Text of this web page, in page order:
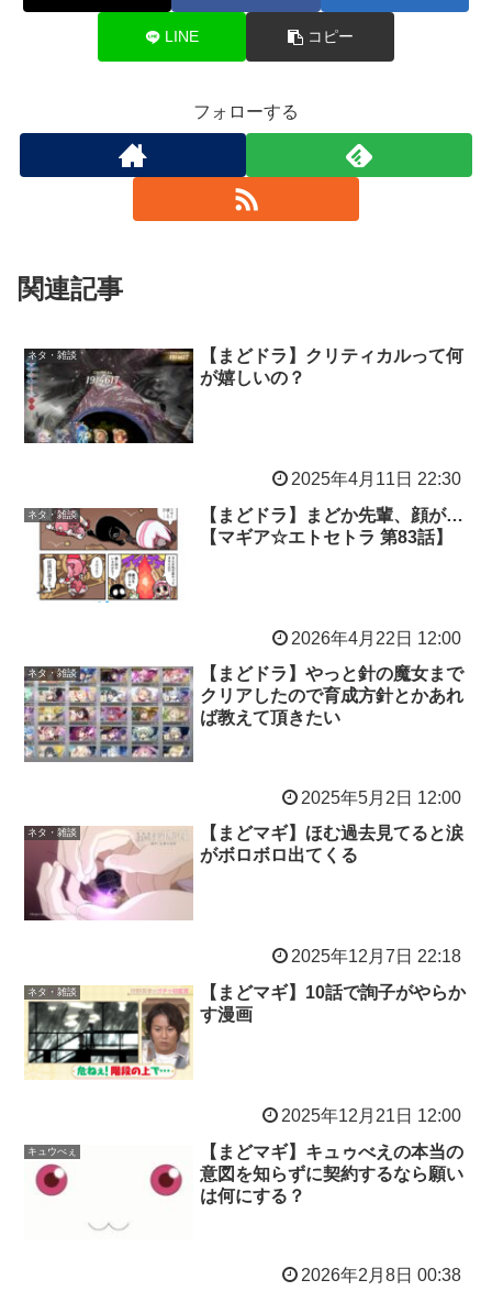
LINE コピー
フォローする
関連記事
ネタ・雑談
【まどドラ】クリティカルって何
が嬉しいの？
2025年4月11日 22:30
ネタ・雑談
【まどドラ】まどか先輩、顔が…
【マギア☆エトセトラ 第83話】
2026年4月22日 12:00
ネタ・雑談
【まどドラ】やっと針の魔女まで
クリアしたので育成方針とかあれ
ば教えて頂きたい
2025年5月2日 12:00
ネタ・雑談
【まどマギ】ほむ過去見てると涙
がボロボロ出てくる
2025年12月7日 22:18
ネタ・雑談
【まどマギ】10話で詢子がやらか
す漫画
2025年12月21日 12:00
キュウべぇ
【まどマギ】キュゥべえの本当の
意図を知らずに契約するなら願い
は何にする？
2026年2月8日 00:38